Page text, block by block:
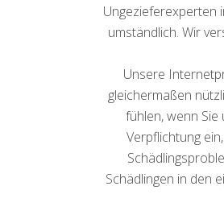
Ungezieferexperten
umständlich. Wir
Unsere
gleichermaßen
fühlen, wenn
Verpflichtung
Schädlingen in den